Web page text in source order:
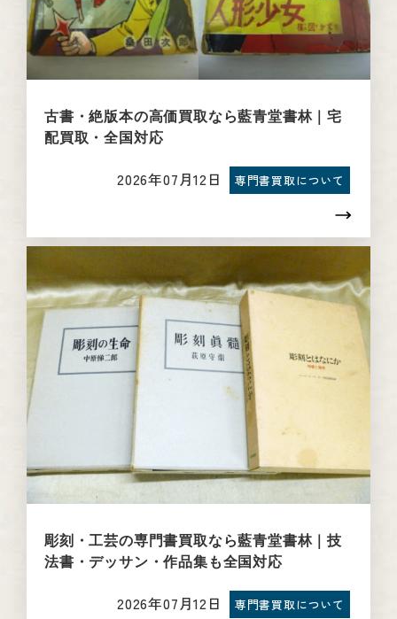
古書・絶版本の高価買取なら藍青堂書林｜宅
配買取・全国対応
2026年07月12日 専門書買取について
彫刻・工芸の専門書買取なら藍青堂書林｜技
法書・デッサン・作品集も全国対応
2026年07月12日 専門書買取について